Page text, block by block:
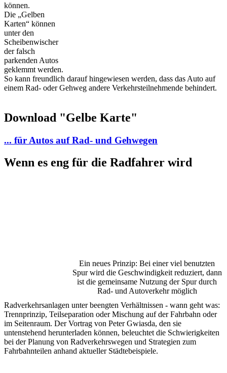
können.
Die „Gelben
Karten“ können
unter den
Scheibenwischer
der falsch
parkenden Autos
geklemmt werden.
So kann freundlich darauf hingewiesen werden, dass das Auto auf
einem Rad- oder Gehweg andere Verkehrsteilnehmende behindert.
Download "Gelbe Karte"
... für Autos auf Rad- und Gehwegen
Wenn es eng für die Radfahrer wird
Ein neues Prinzip: Bei einer viel benutzten
Spur wird die Geschwindigkeit reduziert, dann
ist die gemeinsame Nutzung der Spur durch
Rad- und Autoverkehr möglich
Radverkehrsanlagen unter beengten Verhältnissen - wann geht was:
Trennprinzip, Teilseparation oder Mischung auf der Fahrbahn oder
im Seitenraum. Der Vortrag von Peter Gwiasda, den sie
untenstehend herunterladen können, beleuchtet die Schwierigkeiten
bei der Planung von Radverkehrswegen und Strategien zum
Fahrbahnteilen anhand aktueller Städtebeispiele.